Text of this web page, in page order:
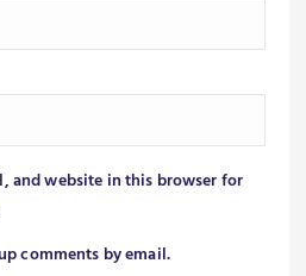
and website in this browser for
comments by email.